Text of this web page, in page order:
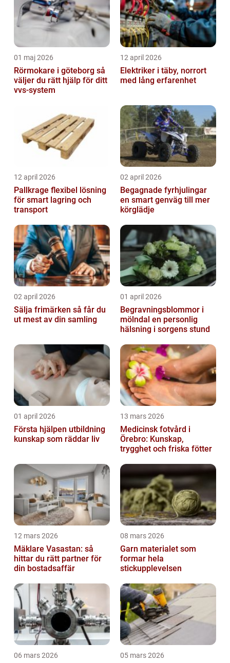
01 maj 2026
Rörmokare i göteborg så
väljer du rätt hjälp för ditt
vvs-system
12 april 2026
Elektriker i täby, norrort
med lång erfarenhet
12 april 2026
Pallkrage flexibel lösning
för smart lagring och
transport
02 april 2026
Begagnade fyrhjulingar
en smart genväg till mer
körglädje
02 april 2026
Sälja frimärken så får du
ut mest av din samling
01 april 2026
Begravningsblommor i
mölndal en personlig
hälsning i sorgens stund
01 april 2026
Första hjälpen utbildning
kunskap som räddar liv
13 mars 2026
Medicinsk fotvård i
Örebro: Kunskap,
trygghet och friska fötter
12 mars 2026
Mäklare Vasastan: så
hittar du rätt partner för
din bostadsaffär
08 mars 2026
Garn materialet som
formar hela
stickupplevelsen
06 mars 2026 05 mars 2026